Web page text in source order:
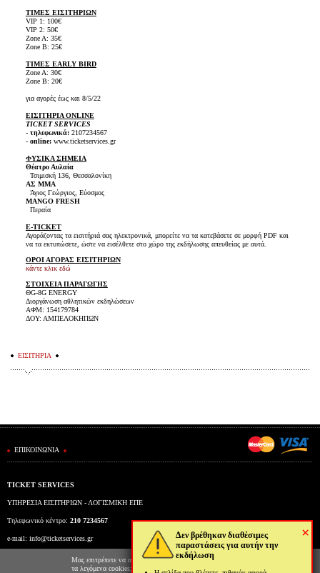
×
Δεν βρέθηκαν διαθέσιμες
παραστάσεις για αυτήν την
εκδήλωση
ΤΙΜΕΣ ΕΙΣΙΤΗΡΙΩΝ
VIP 1: 100€
VIP 2: 50€
Zone A: 35€
Zone B: 25€
ΤΙΜΕΣ EARLY BIRD
Zone A: 30€
Zone B: 20€
για αγορές έως και 8/5/22
ΕΙΣΙΤΗΡΙΑ ONLINE
TICKET SERVICES
- τηλεφωνικά:2107234567
- online:www.ticketservices.gr
ΦΥΣΙΚΑ ΣΗΜΕΙΑ
Θέατρο Αυλαία
Τσιμισκή 136, Θεσσαλονίκη
ΑΣ MMA
Άγιος Γεώργιος, Εύοσμος
MANGO FRESH
Περαία
E-TICKET
Αγοράζοντας τα εισιτήριά σας ηλεκτρονικά, μπορείτε να τα κατεβάσετε σε μορφή PDF και
να τα εκτυπώσετε, ώστε να εισέλθετε στο χώρο της εκδήλωσης απευθείας με αυτά.
ΟΡΟΙ ΑΓΟΡΑΣ ΕΙΣΙΤΗΡΙΩΝ
κάντε κλικ εδώ
ΣΤΟΙΧΕΙΑ ΠΑΡΑΓΩΓΗΣ
ΘG-8G ENERGY
Διοργάνωση αθλητικών εκδηλώσεων
ΑΦΜ: 154179784
ΔΟΥ: ΑΜΠΕΛΟΚΗΠΩΝ
ΕΙΣΙΤΗΡΙΑ
ΕΠΙΚΟΙΝΩΝΙΑ
TICKET SERVICES
ΥΠΗΡΕΣΙΑ ΕΙΣΙΤΗΡΙΩΝ - ΛΟΓΙΣΜΙΚΗ ΕΠΕ
Τηλεφωνικό κέντρο: 210 7234567
e-mail: info@ticketservices.gr
Εκδοτήριο: Πανεπιστημίου 39 (Στοά Πεσμαζόγλου), Αθήνα
Μας επιτρέπετε να αποθηκεύουμε στον φυλλομετρητή σας
τα λεγόμενα cookies; Με αυτόν τον τρόπο θα